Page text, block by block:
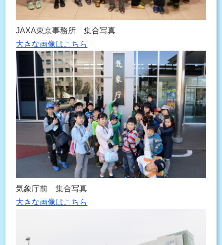
JAXA東京事務所 集合写真
大きな画像はこちら
気象庁前 集合写真
大きな画像はこちら